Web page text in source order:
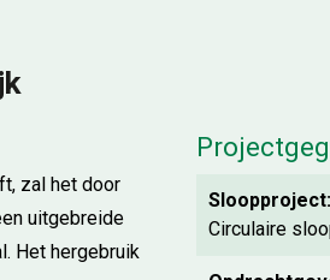
Sloopproject:
Circulaire
zal het door
uitgebreide
Het hergebruik